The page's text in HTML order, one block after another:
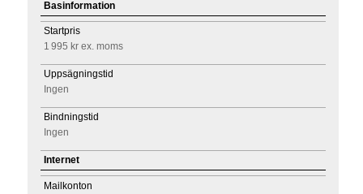
Basinformation
Startpris
1 995 kr ex. moms
Uppsägningstid
Ingen
Bindningstid
Ingen
Internet
Mailkonton